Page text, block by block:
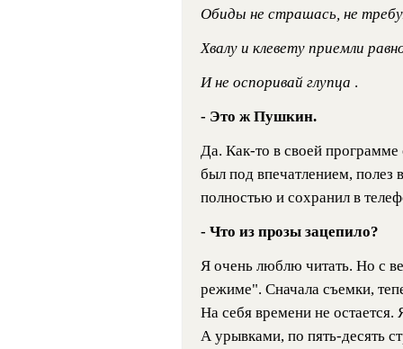
Обиды не страшась, не
Хвалу и клевету приемли
И не оспоривай глупца .
- Это ж Пушкин.
Да. Как-то в своей
был под впечатлением, полез
полностью и сохранил в
- Что из прозы зацепило?
Я очень люблю читать. Но с
режиме". Сначала съемки,
На себя времени не
А урывками, по пять-десять